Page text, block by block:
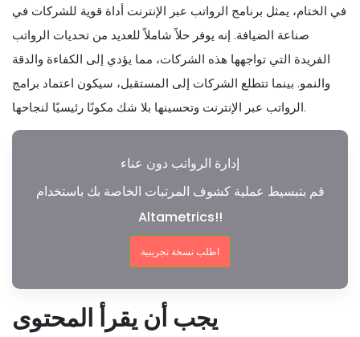
في الختام، يمثل برنامج الرواتب عبر الإنترنت أداة قوية للشركات في
صناعة الضيافة. إنه يوفر حلاً شاملاً للعديد من تحديات الرواتب
الفريدة التي تواجهها هذه الشركات، مما يؤدي إلى الكفاءة والدقة
والنمو. بينما تتطلع الشركات إلى المستقبل، سيكون اعتماد برامج
الرواتب عبر الإنترنت وتحسينها بلا شك مكونًا رئيسيًا لنجاحها.
إدارة الرواتب دون عناء
قم بتبسيط عملية كشوف المرتبات الخاصة بك باستخدام
Altametrics!!
اطلب نسخة تجريبية
يجب أن يقرأ المحتوى